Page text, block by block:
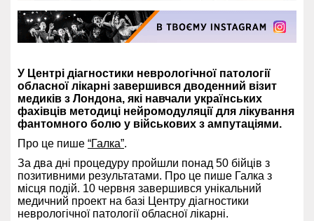
У Центрі діагностики неврологічної патології
обласної лікарні завершився дводенний візит
медиків з Лондона, які навчали українських
фахівців методиці нейромодуляції для лікування
фантомного болю у військових з ампутаціями.
Про це пише “Галка”.
За два дні процедуру пройшли понад 50 бійців з
позитивними результатами. Про це пише Галка з
місця подій. 10 червня завершився унікальний
медичний проект на базі Центру діагностики
неврологічної патології обласної лікарні.